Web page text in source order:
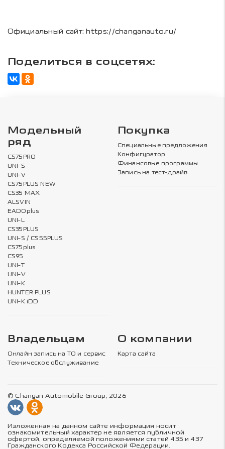
Официальный сайт: https://changanauto.ru/
Поделиться в соцсетях:
Модельный
ряд
CS75PRO
UNI-S
UNI-V
CS75PLUS NEW
CS35 MAX
ALSVIN
EADOplus
UNI-L
CS35PLUS
UNI-S / CS55PLUS
CS75plus
CS95
UNI-T
UNI-V
UNI-K
HUNTER PLUS
UNI-K iDD
Покупка
Специальные предложения
Конфигуратор
Финансовые программы
Запись на тест-драйв
Владельцам
Онлайн запись на ТО и сервис
Техническое обслуживание
О компании
Карта сайта
© Changan Automobile Group, 2026
Изложенная на данном сайте информация носит
ознакомительный характер не является публичной
офертой, определяемой положениями статей 435 и 437
Гражданского Кодекса Российской Федерации.